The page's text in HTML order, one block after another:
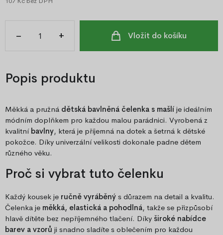
– + Vložit do košíku
Popis produktu
Měkká a pružná dětská bavlněná čelenka s mašlí je ideálním
módním doplňkem pro každou malou parádnici. Vyrobená z
kvalitní bavlny, která je příjemná na dotek a šetrná k dětské
pokožce. Díky univerzální velikosti dokonale padne dětem
různého věku.
Proč si vybrat tuto čelenku
Každý kousek je ručně vyráběný s důrazem na detail a kvalitu.
Čelenka je měkká, elastická a pohodlná, takže se přizpůsobí
hlavě dítěte bez nepříjemného tlačení. Díky široké nabídce
barev a vzorů ji snadno sladíte s oblečením pro každou